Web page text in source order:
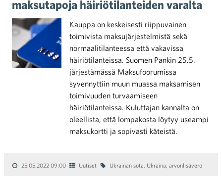
maksutapoja häiriötilanteiden varalta
Kauppa on keskeisesti riippuvainen
toimivista maksujärjestelmistä sekä
normaalitilanteessa että vakavissa
häiriötilanteissa. Suomen Pankin 25.5.
järjestämässä Maksufoorumissa
syvennyttiin muun muassa maksamisen
toimivuuden turvaamiseen
häiriötilanteissa. Kuluttajan kannalta on
oleellista, että lompakosta löytyy useampi
maksukortti ja sopivasti käteistä.
25.05.2022 09:00 Uutiset Ukrainan sota, Ukraina, arvonlisävero